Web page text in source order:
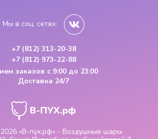
«В-пух.рф» - Воздушные шары
Мы в соц. сетях:
+7 (812) 313-20-38
+7 (812) 973-22-88
заказов с 9:00 до 23:00
Доставка 24/7